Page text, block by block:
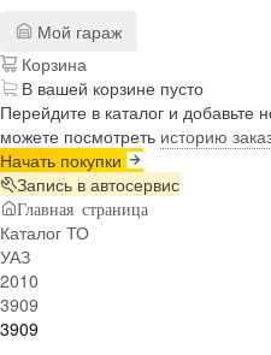
Мой гараж
Корзина
В вашей корзине пусто
Перейдите в каталог и
можете посмотреть историю
Начать покупки
Запись в автосервис
Главная страница
Каталог ТО
УАЗ
2010
3909
3909